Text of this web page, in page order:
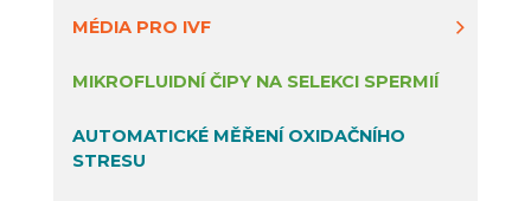
MÉDIA PRO IVF
MIKROFLUIDNÍ ČIPY NA SELEKCI SPERMIÍ
AUTOMATICKÉ MĚŘENÍ OXIDAČNÍHO
STRESU